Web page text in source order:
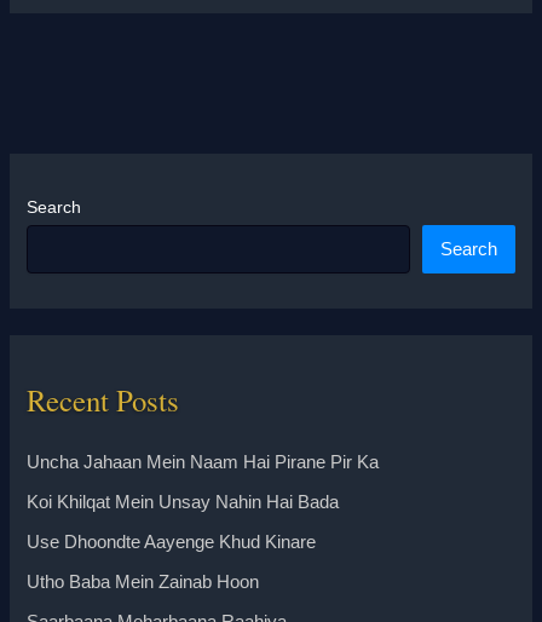
Search
Search
Recent Posts
Uncha Jahaan Mein Naam Hai Pirane Pir Ka
Koi Khilqat Mein Unsay Nahin Hai Bada
Use Dhoondte Aayenge Khud Kinare
Utho Baba Mein Zainab Hoon